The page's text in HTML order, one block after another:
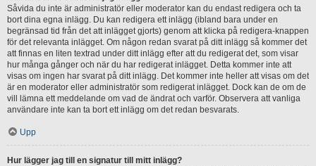
Såvida du inte är administratör eller moderator kan du endast redigera och ta
bort dina egna inlägg. Du kan redigera ett inlägg (ibland bara under en
begränsad tid från det att inlägget gjorts) genom att klicka på redigera-knappen
för det relevanta inlägget. Om någon redan svarat på ditt inlägg så kommer det
att finnas en liten textrad under ditt inlägg efter att du redigerat det, som visar
hur många gånger och när du har redigerat inlägget. Detta kommer inte att
visas om ingen har svarat på ditt inlägg. Det kommer inte heller att visas om det
är en moderator eller administratör som redigerat inlägget. Dock kan de om de
vill lämna ett meddelande om vad de ändrat och varför. Observera att vanliga
användare inte kan ta bort ett inlägg om det redan besvarats.
Upp
Hur lägger jag till en signatur till mitt inlägg?